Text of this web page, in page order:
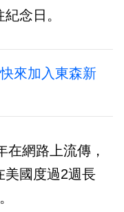
念日。
來加入東森新
在網路上流傳，
美國度過2週長